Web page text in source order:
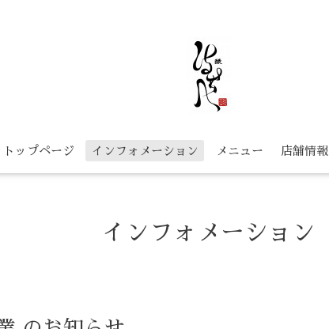
トップページ インフォメーション メニュー 店舗情報
インフォメーション